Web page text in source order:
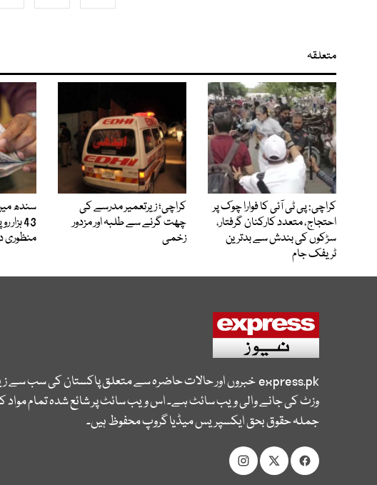
متعلقہ
کراچی: پی ٹی آئی کا فوارا چوک پر
احتجاج، متعدد کارکنان گرفتار،
سڑکوں کی بندش سے بدترین
ٹریفک جام
کراچی؛ زیرتعمیر مدرسے کی
چھت گرنے سے طلبہ اور مزدور
زخمی
سندھ
43
منظوری
express.pkخبروں اور حالات حاضرہ سے متعلق پاکستان کی سب سے
وزٹ کی جانے والی ویب سائٹ ہے۔ اس ویب سائٹ پر شائع شدہ تمام مواد
جملہ حقوق بحق ایکسپریس میڈیا گروپ محفوظ ہیں۔